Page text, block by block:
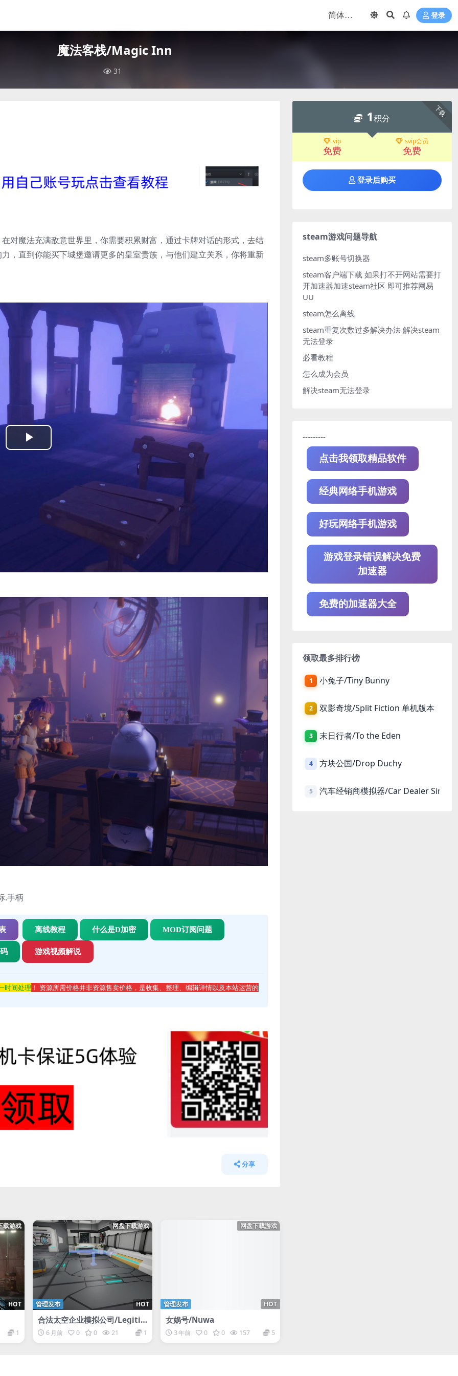
登录
魔法客栈/Magic Inn
31
对魔法充满敌意世界里，你需要积累财富，通过卡牌对话的形式，去结
，直到你能买下城堡邀请更多的皇室贵族，与他们建立关系，你将重新
Play
.手柄
离线教程 什么是D加密 MOD订阅问题
游戏视频解说
时间处理 ！ 资源所需价格并非资源售卖价格，是收集、整理、编辑详情以及本站运营的
分享
载游戏
HOT
1
网盘下载游戏
HOT
管理发布
合法太空企业模拟公司/Legiti
mate Space Corp Simulator
LLC
6 月前 0 0 21 1
网盘下载游戏
HOT
管理发布
女娲号/Nuwa
3 年前 0 0 157 5
下载
1积分
vip
免费
svip会员
免费
登录后购买
steam游戏问题导航
steam多账号切换器
steam客户端下载 如果打不开网站需要打
开加速器加速steam社区 即可推荐网易
UU
steam怎么离线
steam重复次数过多解决办法 解决steam
无法登录
必看教程
怎么成为会员
解决steam无法登录
---------
点击我领取精品软件
经典网络手机游戏
好玩网络手机游戏
游戏登录错误解决免费
加速器
免费的加速器大全
领取最多排行榜
1 小兔子/Tiny Bunny
2 双影奇境/Split Fiction 单机版本
3 末日行者/To the Eden
4 方块公国/Drop Duchy
5 汽车经销商模拟器/Car Dealer